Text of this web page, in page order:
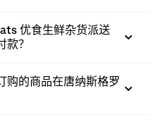
优食生鲜杂货派送
？
购的商品在唐纳斯格罗